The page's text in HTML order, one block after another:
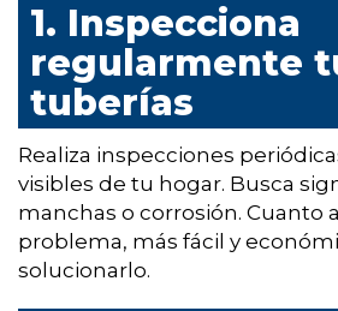
1. Inspecciona
regularmente
tuberías
Realiza inspecciones
visibles de tu hogar. Busca
manchas o corrosión. Cuanto
problema, más fácil y
solucionarlo.